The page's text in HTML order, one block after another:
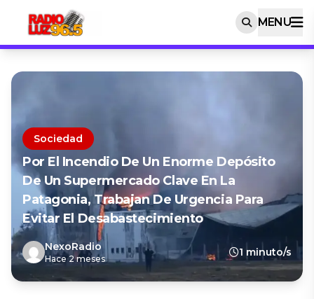
MENU
Sociedad
Por El Incendio De Un Enorme Depósito
De Un Supermercado Clave En La
Patagonia, Trabajan De Urgencia Para
Evitar El Desabastecimiento
NexoRadio
Hace 2 meses
1 minuto/s